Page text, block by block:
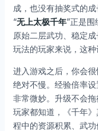
成，也没有抽奖式的成
“无上太极千年”正是
原始二层武功、稳定
玩法的玩家来说，这种
进入游戏之后，你会
绝对不慢。经验倍率
非常微妙。升级不会
玩家都知道，《千年
程中的资源积累、武功